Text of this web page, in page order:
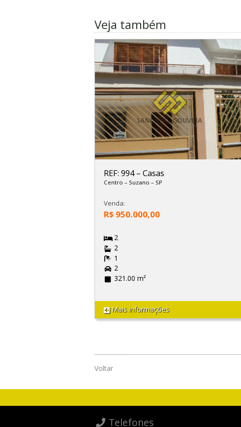
Veja também
REF: 994– Casas
Centro – Suzano – SP
Venda:
R$ 950.000,00
2
2
1
2
321.00 m²
Mais informações
Voltar
Telefones